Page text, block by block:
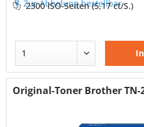
Zur Abholung bestellbar
2300 ISO-Seiten(5,17 ct/S.)
Original-Toner Brother TN-